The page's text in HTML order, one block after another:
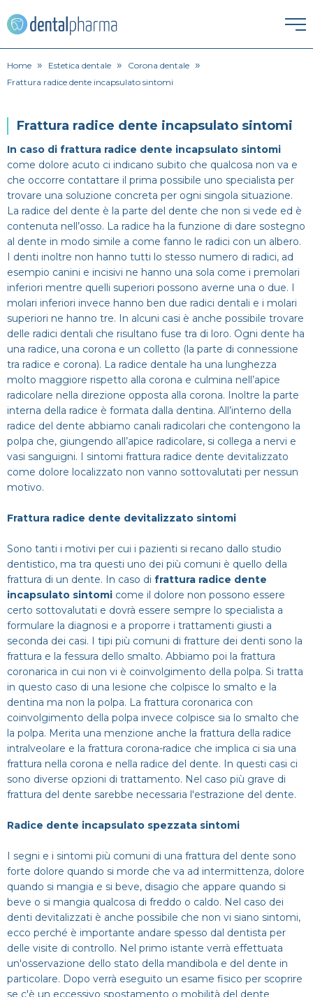
HOME
Corona dentale
Faccette Dentali
Intarsio dentale
Sbiancamento denti
IGIENE ORALE
Igiene orale
Lavare i denti
Pulizia denti
ORTODONZIA
Apparecchio
Endodonzia
Ortodonzia
PATOLOGIE
Alitosi
Bruxismo
Infezione denti
Mal di denti
PROTESI
Dentiera
Impianti
Ponte dentale
Protesi Dentali
SPECIALISTI
Dentista
Estero
Impianti dentali
Sbiancamento dentale
CERCA
Home » Estetica dentale » Corona dentale »
Frattura radice dente incapsulato sintomi
Frattura radice dente incapsulato sintomi
In caso di frattura radice dente incapsulato sintomi
come dolore acuto ci indicano subito che qualcosa non va e
che occorre contattare il prima possibile uno specialista per
trovare una soluzione concreta per ogni singola situazione.
La radice del dente è la parte del dente che non si vede ed è
contenuta nell’osso. La radice ha la funzione di dare sostegno
al dente in modo simile a come fanno le radici con un albero.
I denti inoltre non hanno tutti lo stesso numero di radici, ad
esempio canini e incisivi ne hanno una sola come i premolari
inferiori mentre quelli superiori possono averne una o due. I
molari inferiori invece hanno ben due radici dentali e i molari
superiori ne hanno tre. In alcuni casi è anche possibile trovare
delle radici dentali che risultano fuse tra di loro. Ogni dente ha
una radice, una corona e un colletto (la parte di connessione
tra radice e corona). La radice dentale ha una lunghezza
molto maggiore rispetto alla corona e culmina nell’apice
radicolare nella direzione opposta alla corona. Inoltre la parte
interna della radice è formata dalla dentina. All’interno della
radice del dente abbiamo canali radicolari che contengono la
polpa che, giungendo all’apice radicolare, si collega a nervi e
vasi sanguigni. I sintomi frattura radice dente devitalizzato
come dolore localizzato non vanno sottovalutati per nessun
motivo.
Frattura radice dente devitalizzato sintomi
Sono tanti i motivi per cui i pazienti si recano dallo studio
dentistico, ma tra questi uno dei più comuni è quello della
frattura di un dente. In caso di frattura radice dente
incapsulato sintomi come il dolore non possono essere
certo sottovalutati e dovrà essere sempre lo specialista a
formulare la diagnosi e a proporre i trattamenti giusti a
seconda dei casi. I tipi più comuni di fratture dei denti sono la
frattura e la fessura dello smalto. Abbiamo poi la frattura
coronarica in cui non vi è coinvolgimento della polpa. Si tratta
in questo caso di una lesione che colpisce lo smalto e la
dentina ma non la polpa. La frattura coronarica con
coinvolgimento della polpa invece colpisce sia lo smalto che
la polpa. Merita una menzione anche la frattura della radice
intralveolare e la frattura corona-radice che implica ci sia una
frattura nella corona e nella radice del dente. In questi casi ci
sono diverse opzioni di trattamento. Nel caso più grave di
frattura del dente sarebbe necessaria l'estrazione del dente.
Radice dente incapsulato spezzata sintomi
I segni e i sintomi più comuni di una frattura del dente sono
forte dolore quando si morde che va ad intermittenza, dolore
quando si mangia e si beve, disagio che appare quando si
beve o si mangia qualcosa di freddo o caldo. Nel caso dei
denti devitalizzati è anche possibile che non vi siano sintomi,
ecco perché è importante andare spesso dal dentista per
delle visite di controllo. Nel primo istante verrà effettuata
un'osservazione dello stato della mandibola e del dente in
particolare. Dopo verrà eseguito un esame fisico per scoprire
se c'è un eccessivo spostamento o mobilità del dente